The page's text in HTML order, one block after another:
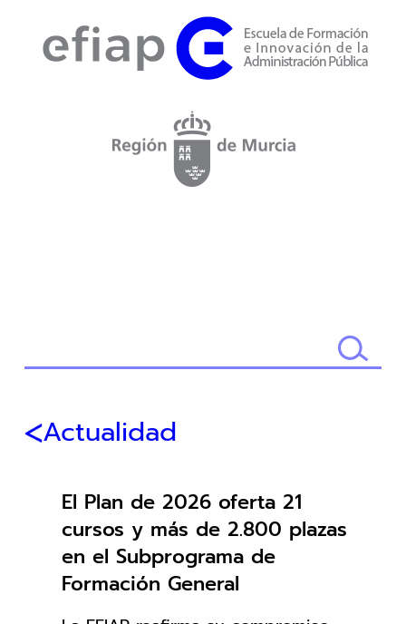
Actualidad
El Plan de 2026 oferta 21
cursos y más de 2.800 plazas
en el Subprograma de
Formación General